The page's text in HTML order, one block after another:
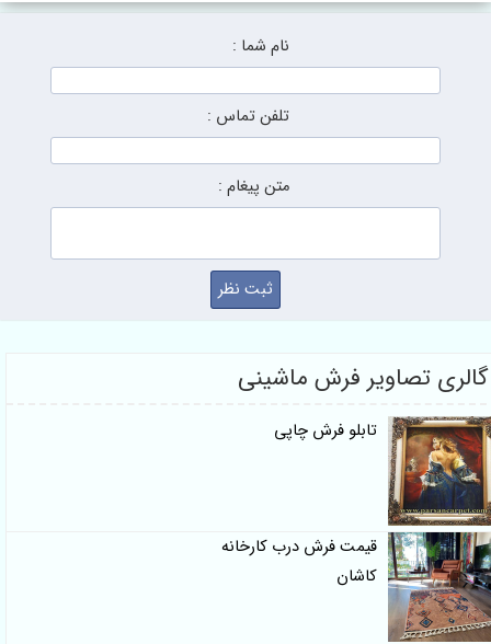
نام شما :
تلفن تماس :
متن پیغام :
تصاویر فرش ماشینی
تابلو فرش چاپی
قیمت فرش درب کارخانه
کاشان